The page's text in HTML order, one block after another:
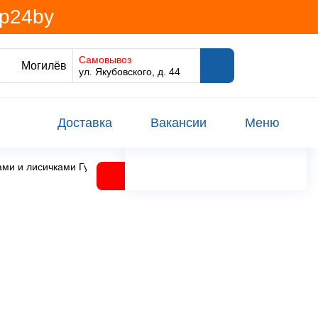
Могилёв
Самовывоз
ул. Якубовского, д. 44
Доставка Вакансии Меню
и лисичками Гурмина-ПРО Беларусь Bistro Gurmina